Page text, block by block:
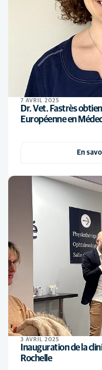
7 AVRIL 2025
Dr. Vet. Fastrès
Européenne en
En
3 AVRIL 2025
Inauguration de la
Rochelle